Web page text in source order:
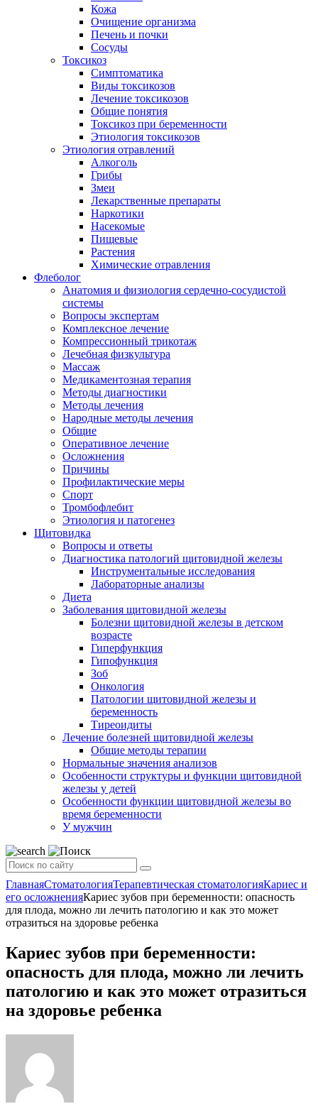
Кожа
Очищение организма
Печень и почки
Сосуды
Токсикоз
Cимптоматика
Виды токсикозов
Лечение токсикозов
Общие понятия
Токсикоз при беременности
Этиология токсикозов
Этиология отравлений
Алкоголь
Грибы
Змеи
Лекарственные препараты
Наркотики
Насекомые
Пищевые
Растения
Химические отравления
Флеболог
Анатомия и физиология сердечно-сосудистой
системы
Вопросы экспертам
Комплексное лечение
Компрессионный трикотаж
Лечебная физкультура
Массаж
Медикаментозная терапия
Методы диагностики
Методы лечения
Народные методы лечения
Общие
Оперативное лечение
Осложнения
Причины
Профилактические меры
Спорт
Тромбофлебит
Этиология и патогенез
Щитовидка
Вопросы и ответы
Диагностика патологий щитовидной железы
Инструментальные исследования
Лабораторные анализы
Диета
Заболевания щитовидной железы
Болезни щитовидной железы в детском
возрасте
Гиперфункция
Гипофункция
Зоб
Онкология
Патологии щитовидной железы и
беременность
Тиреоидиты
Лечение болезней щитовидной железы
Общие методы терапии
Нормальные значения анализов
Особенности структуры и функции щитовидной
железы у детей
Особенности функции щитовидной железы во
время беременности
У мужчин
ГлавнаяСтоматологияТерапевтическая стоматологияКариес и
его осложненияКариес зубов при беременности: опасность
для плода, можно ли лечить патологию и как это может
отразиться на здоровье ребенка
Кариес зубов при беременности:
опасность для плода, можно ли лечить
патологию и как это может отразиться
на здоровье ребенка